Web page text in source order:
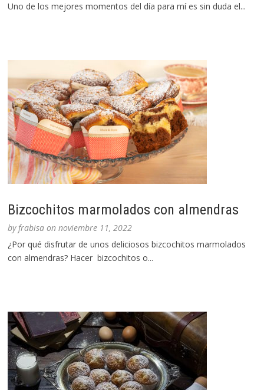
Uno de los mejores momentos del día para mí es sin duda el...
Bizcochitos marmolados con almendras
byfrabisa onnoviembre 11, 2022
¿Por qué disfrutar de unos deliciosos bizcochitos marmolados
con almendras? Hacer bizcochitos o...